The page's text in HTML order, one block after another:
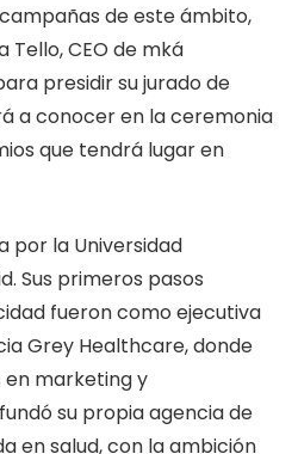
de este ámbito,
Tello, CEO de mká
presidir su jurado de
a conocer en la ceremonia
que tendrá lugar en
por la Universidad
Sus primeros pasos
fueron como ejecutiva
Grey Healthcare, donde
en marketing y
su propia agencia de
en salud, con la ambición